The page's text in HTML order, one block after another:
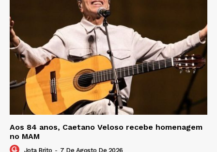
Aos 84 anos, Caetano Veloso recebe homenagem
no MAM
Jota Brito - 7 De Agosto De 2026